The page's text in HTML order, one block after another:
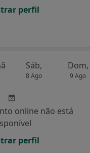
perfil
Sáb,
8 Ago
Dom,
9 Ago
online não está
perfil